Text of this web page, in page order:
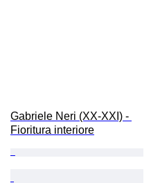
Gabriele Neri (XX-XXI) -
Fioritura interiore